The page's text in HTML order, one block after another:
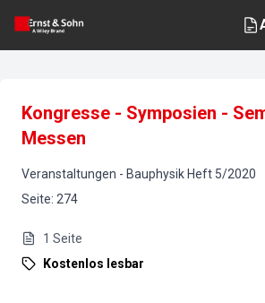
Kongresse - Symposien -
Messen
Veranstaltungen - Bauphysik Heft 5/2020
Seite: 274
1 Seite
Kostenlos lesbar